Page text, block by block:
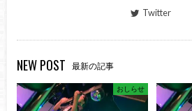
Twitter
NEW POST 最新の記事
おしらせ